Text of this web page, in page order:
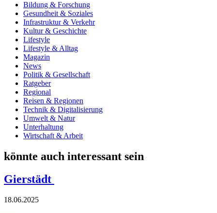
Bildung & Forschung
Gesundheit & Soziales
Infrastruktur & Verkehr
Kultur & Geschichte
Lifestyle
Lifestyle & Alltag
Magazin
News
Politik & Gesellschaft
Ratgeber
Regional
Reisen & Regionen
Technik & Digitalisierung
Umwelt & Natur
Unterhaltung
Wirtschaft & Arbeit
könnte auch interessant sein
Gierstädt
18.06.2025